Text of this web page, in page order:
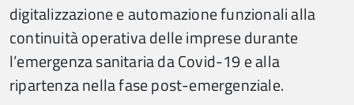
digitalizzazione e automazione funzionali alla
continuità operativa delle imprese durante
l’emergenza sanitaria da Covid-19 e alla
ripartenza nella fase post-emergenziale.